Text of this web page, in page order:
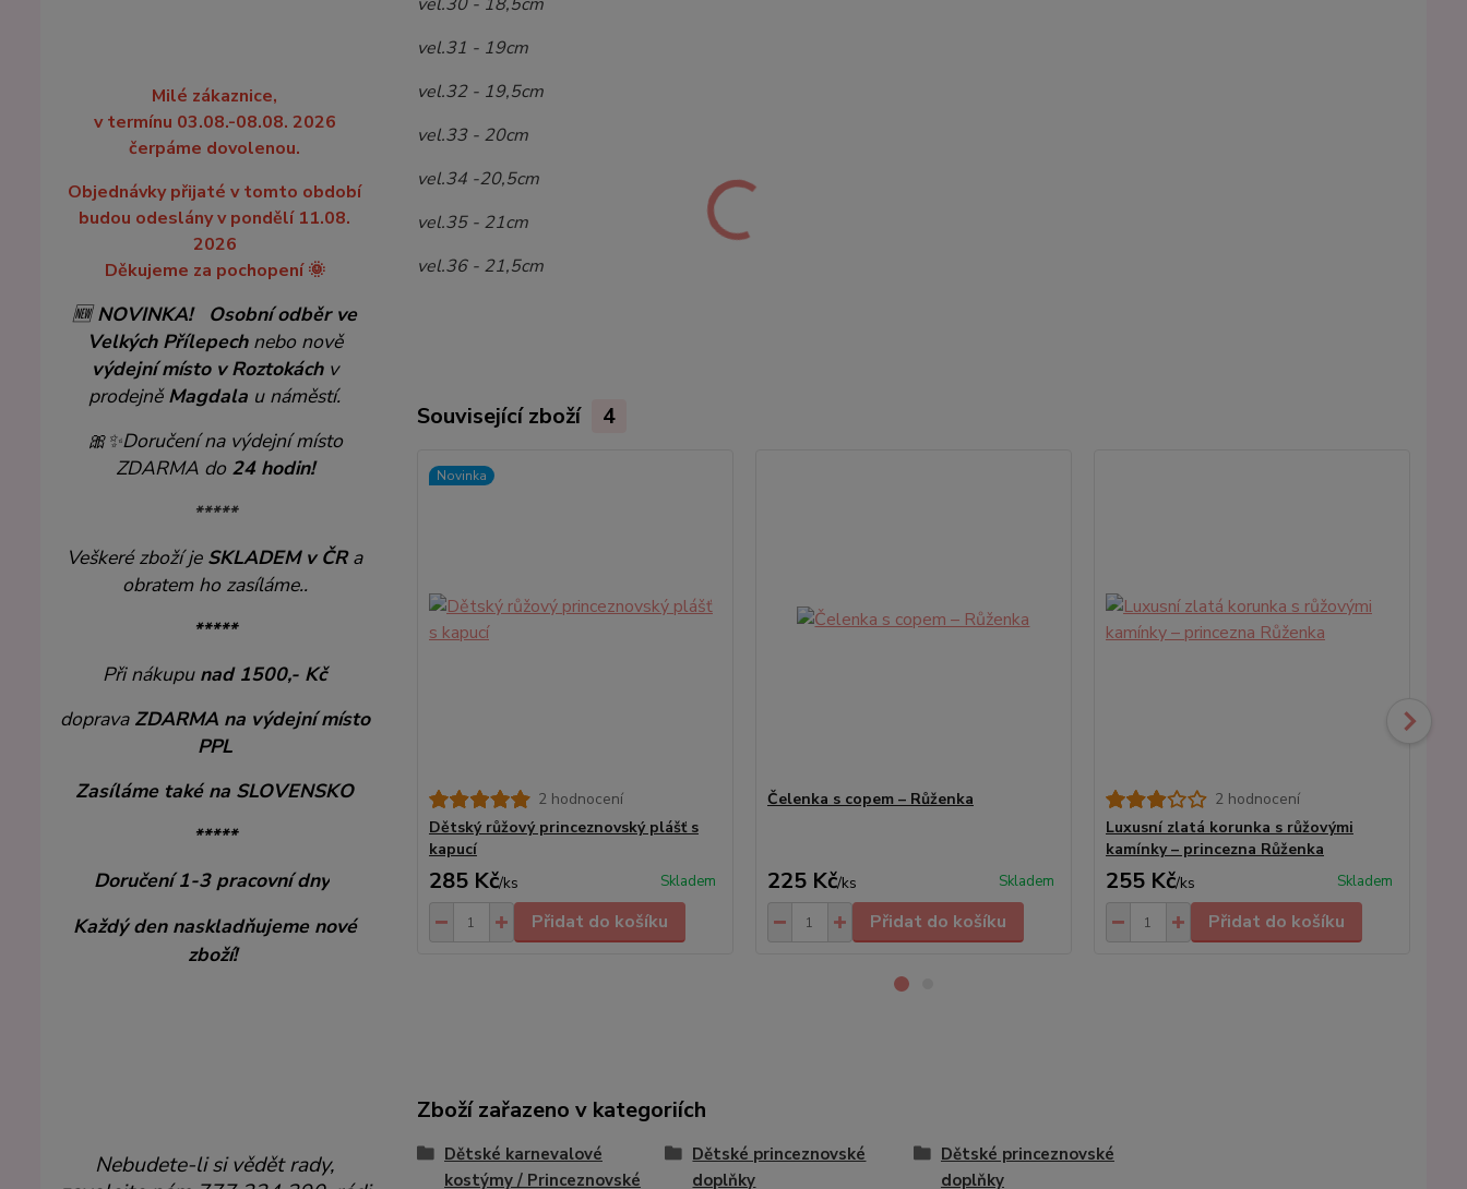
Milé zákaznice,
v termínu 03.08.-08.08. 2026
čerpáme dovolenou.
Objednávky přijaté v tomto období
budou odeslány v pondělí 11.08.
2026
Děkujeme za pochopení 🌞
🆕NOVINKA!
Osobní odběr ve
Velkých Přílepechnebo nově
výdejní místo v Roztokáchv
prodejněMagdala u náměstí.
🎀✨Doručení na výdejní místo
ZDARMA do 24 hodin!
*****
Veškeré zboží je SKLADEM v ČRa
obratem ho zasíláme..
*****
Při nákupu nad 1500,- Kč
doprava ZDARMA na výdejní místo
PPL
Zasíláme také na SLOVENSKO
*****
Doručení 1-3 pracovní dny
Každý den naskladňujeme nové
zboží!
Nebudete-li si vědět rady,
vel.31 - 19cm
vel.32 - 19,5cm
vel.33 - 20cm
vel.34 -20,5cm
vel.35 - 21cm
vel.36 - 21,5cm
Související zboží 4
Novinka
2 hodnocení
Dětský růžový princeznovský plášť s
kapucí
285 Kč/ks Skladem
Přidat do košíku
Čelenka s copem – Růženka
225 Kč/ks Skladem
Přidat do košíku
2 hodnocení
Luxusní zlatá korunka s růžovými
kamínky – princezna Růženka
255 Kč/ks Skladem
Přidat do košíku
Zboží zařazeno v kategoriích
Dětské karnevalové
kostýmy / Princeznovské
Dětské princeznovské
doplňky
Dětské princeznovské
doplňky